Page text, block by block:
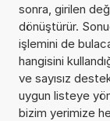
sonra, girilen
dönüştürür.
işlemini de
hangisini
ve sayısız
uygun listeye
bizim yerimize